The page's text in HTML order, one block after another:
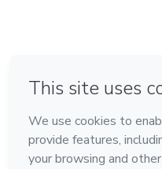
Hecho con❤ en Belo